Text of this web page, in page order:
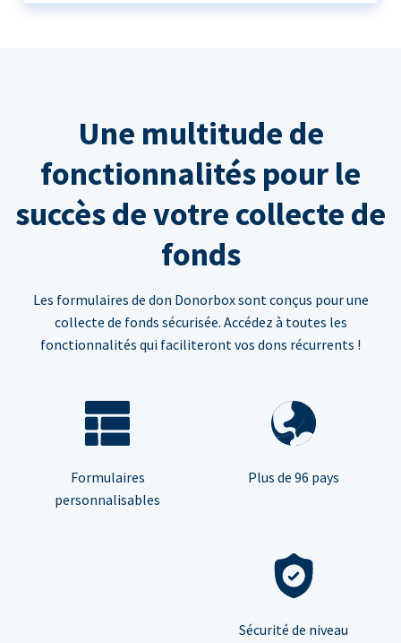
Une multitude de
fonctionnalités pour le
succès de votre collecte de
fonds
Les formulaires de don Donorbox sont conçus pour une
collecte de fonds sécurisée. Accédez à toutes les
fonctionnalités qui faciliteront vos dons récurrents !
Formulaires
personnalisables
Plus de 96 pays
Sécurité de niveau